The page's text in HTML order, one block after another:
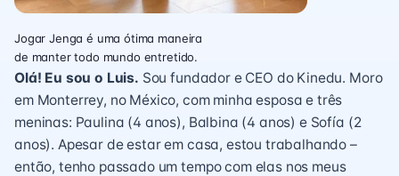
Jogar Jenga é uma ótima maneira
de manter todo mundo entretido.
Olá! Eu sou o Luis. Sou fundador e CEO do Kinedu. Moro
em Monterrey, no México, com minha esposa e três
meninas: Paulina (4 anos), Balbina (4 anos) e Sofía (2
anos). Apesar de estar em casa, estou trabalhando –
então, tenho passado um tempo com elas nos meus